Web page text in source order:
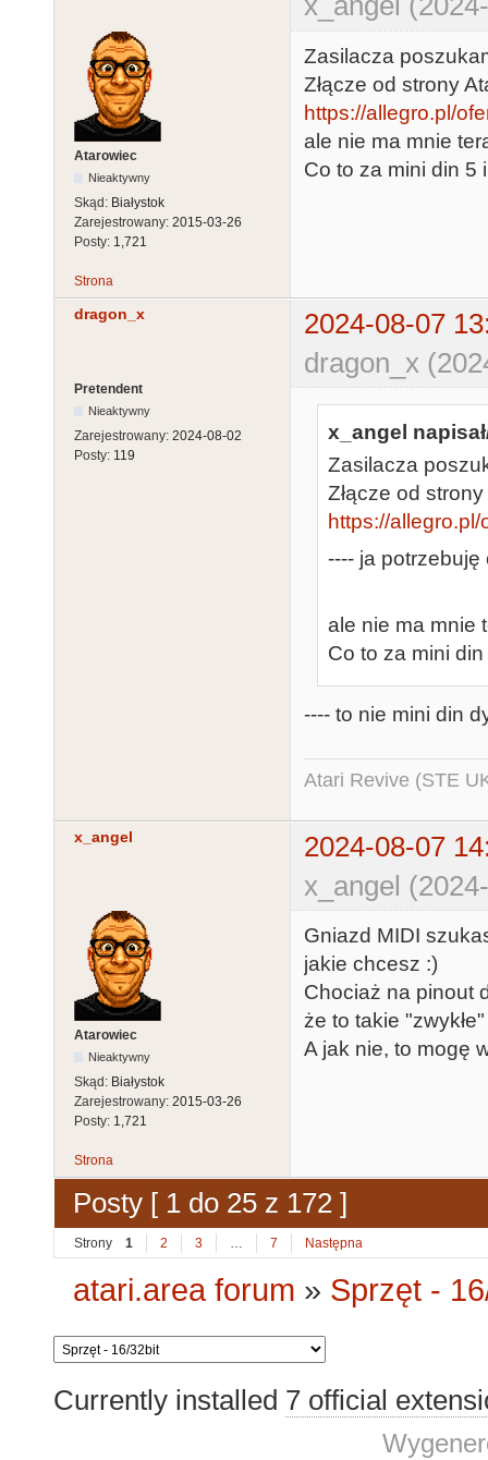
Atarowiec
Nieaktywny
Skąd: Białystok
Zarejestrowany: 2015-03-26
Posty: 1,721
Zasilacza
Złącze od strony
https://allegro.pl/
ale nie ma mnie
Co to za mini din 5
Strona
dragon_x
2024-08-07
dragon_x
Pretendent
Nieaktywny
Zarejestrowany: 2024-08-02
Posty: 119
x_angel
Zasilacza
Złącze od
https://
---- ja
ale nie ma mnie
Co to za mini
---- to nie mini din
Atari Revive (STE
x_angel
2024-08-07
x_angel
Atarowiec
Nieaktywny
Skąd: Białystok
Zarejestrowany: 2015-03-26
Posty: 1,721
Gniazd MIDI
jakie chcesz :)
Chociaż na pinout
że to takie "zwykłe"
A jak nie, to mogę
Strona
Posty [ 1 do 25 z 172 ]
Strony 1 2 3 … 7 Następna
atari.area forum » Sprzęt -
Currently installed 7 official